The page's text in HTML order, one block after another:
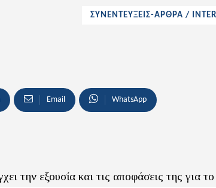
ΣΥΝΕΝΤΕΥΞΕΙΣ-ΑΡΘΡΑ /
Email WhatsApp
την εξουσία και τις αποφάσεις της για το